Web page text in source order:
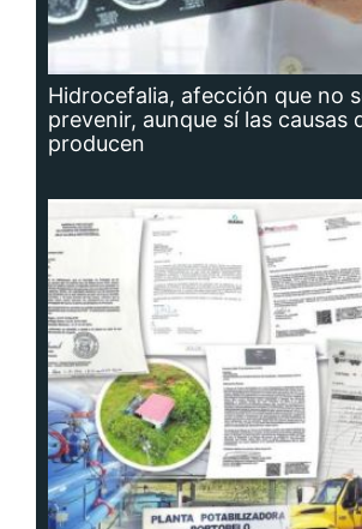
Hidrocefalia, afección que no
prevenir, aunque sí las causas
producen